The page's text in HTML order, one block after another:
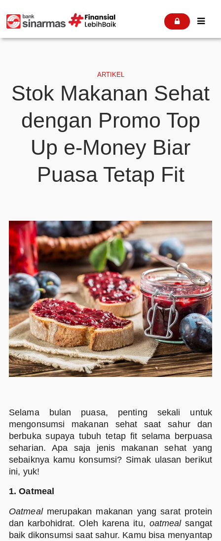
 
ARTIKEL
Stok Makanan Sehat
dengan Promo Top
Up e-Money Biar
Puasa Tetap Fit
Selama bulan puasa, penting sekali untuk
mengonsumsi makanan sehat saat sahur dan
berbuka supaya tubuh tetap fit selama berpuasa
seharian. Apa saja jenis makanan sehat yang
sebaiknya kamu konsumsi? Simak ulasan berikut
ini, yuk!
1. Oatmeal
Oatmealmerupakan makanan yang sarat protein
dan karbohidrat. Oleh karena itu, oatmealsangat
baik dikonsumsi saat sahur. Kamu bisa menyantap